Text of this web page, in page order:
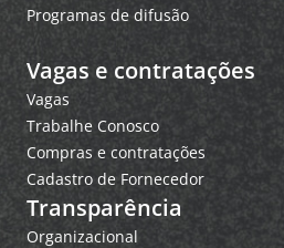
Programas de difusão
Vagas e contratações
Vagas
Trabalhe Conosco
Compras e contratações
Cadastro de Fornecedor
Transparência
Organizacional